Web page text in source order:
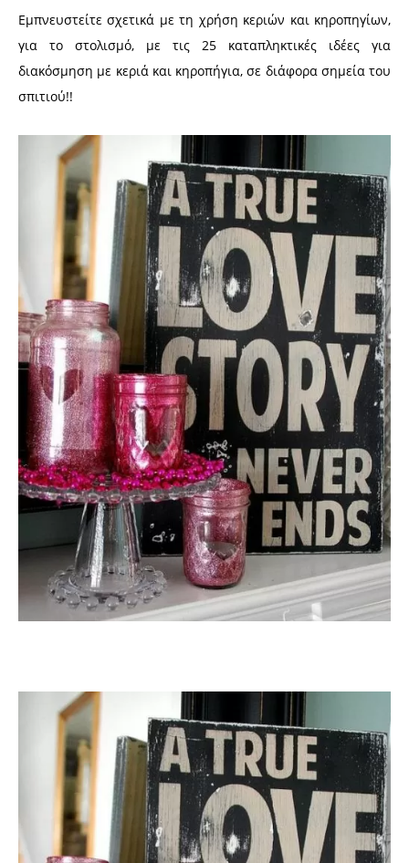
Εμπνευστείτε σχετικά με τη χρήση κεριών και κηροπηγίων,
για το στολισμό, με τις 25 καταπληκτικές ιδέες για
διακόσμηση με κεριά και κηροπήγια, σε διάφορα σημεία του
σπιτιού!!